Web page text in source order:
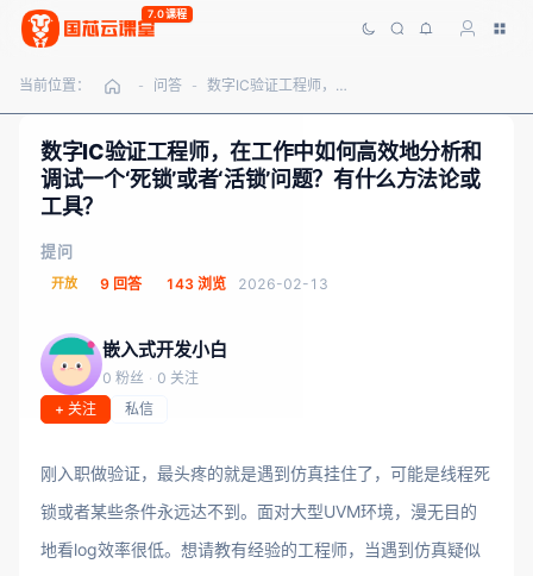
7.0课程
当前位置： - 问答 - 数字IC验证工程师，在工作中如何高效地分析和调试一个‘死锁’或者‘活锁’问题？有什么方法论或工具？
数字IC验证工程师，在工作中如何高效地分析和
调试一个‘死锁’或者‘活锁’问题？有什么方法论或
工具？
提问
开放 9 回答 143 浏览 2026-02-13
嵌入式开发小白
0 粉丝 · 0 关注
+ 关注
私信
刚入职做验证，最头疼的就是遇到仿真挂住了，可能是线程死
锁或者某些条件永远达不到。面对大型UVM环境，漫无目的
地看log效率很低。想请教有经验的工程师，当遇到仿真疑似